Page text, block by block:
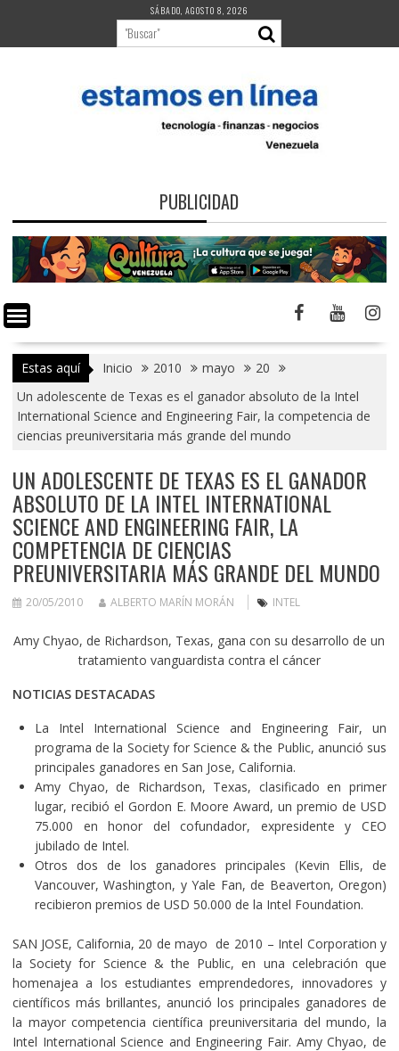
contenido
SÁBADO, AGOSTO 8, 2026
PUBLICIDAD
Estas aquí Inicio 2010 mayo
20
Un adolescente de Texas es el ganador absoluto de la Intel
International Science and Engineering Fair, la competencia de
ciencias preuniversitaria más grande del mundo
UN ADOLESCENTE DE TEXAS ES EL GANADOR
ABSOLUTO DE LA INTEL INTERNATIONAL
SCIENCE AND ENGINEERING FAIR, LA
COMPETENCIA DE CIENCIAS
PREUNIVERSITARIA MÁS GRANDE DEL MUNDO
20/05/2010 ALBERTO MARÍN MORÁN INTEL
Amy Chyao, de Richardson, Texas, gana con su desarrollo de un
tratamiento vanguardista contra el cáncer
NOTICIAS DESTACADAS
La Intel International Science and Engineering Fair, un
programa de la Society for Science & the Public, anunció sus
principales ganadores en San Jose, California.
Amy Chyao, de Richardson, Texas, clasificado en primer
lugar, recibió el Gordon E. Moore Award, un premio de USD
75.000 en honor del cofundador, expresidente y CEO
jubilado de Intel.
Otros dos de los ganadores principales (Kevin Ellis, de
Vancouver, Washington, y Yale Fan, de Beaverton, Oregon)
recibieron premios de USD 50.000 de la Intel Foundation.
SAN JOSE, California, 20 de mayo de 2010 – Intel Corporation y
la Society for Science & the Public, en una celebración que
homenajea a los estudiantes emprendedores, innovadores y
científicos más brillantes, anunció los principales ganadores de
la mayor competencia científica preuniversitaria del mundo, la
Intel International Science and Engineering Fair. Amy Chyao, de